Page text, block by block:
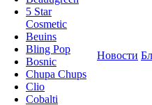
5 Star
Cosmetic
Beuins
Bling Pop
Bosnic
Chupa Chups
Clio
Cobalti
Новости